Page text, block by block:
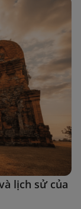
lịch sử của